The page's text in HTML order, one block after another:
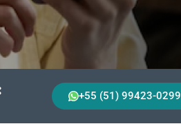
+55 (51) 99423-0299